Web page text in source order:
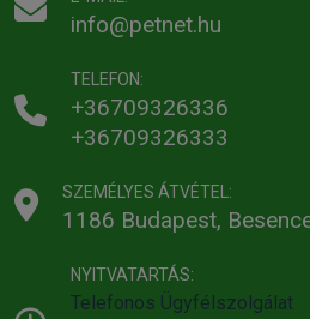
info@petnet.hu
TELEFON:
+36709326336
+36709326333
SZEMÉLYES ÁTVÉTEL:
1186 Budapest,
NYITVATARTÁS:
Telefonos Ügyfélszolgálat